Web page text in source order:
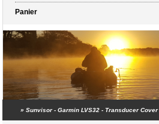
Panier
»Sunvisor - Garmin LVS32 - Transducer Cover